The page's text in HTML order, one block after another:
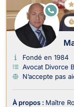
E
N
G
E
Fondé en 1984
Avocat Divorce
N’accepte pas
À propos : Maître